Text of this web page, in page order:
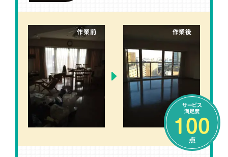
作業前 作業後
サービス
満足度
100
点